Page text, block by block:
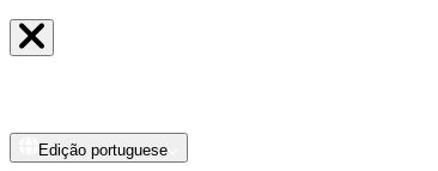
Edição portuguese